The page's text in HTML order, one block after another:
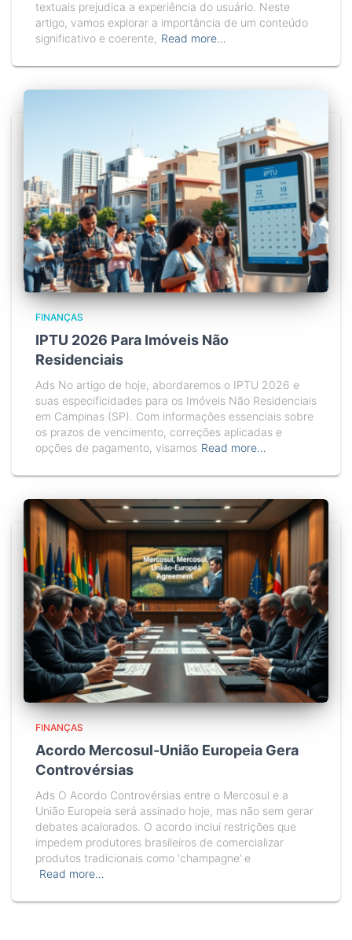
textuais prejudica a experiência do usuário. Neste
artigo, vamos explorar a importância de um conteúdo
significativo e coerente, Read more…
FINANÇAS
IPTU 2026 Para Imóveis Não
Residenciais
Ads No artigo de hoje, abordaremos o IPTU 2026 e
suas especificidades para os Imóveis Não Residenciais
em Campinas (SP). Com informações essenciais sobre
os prazos de vencimento, correções aplicadas e
opções de pagamento, visamos Read more…
FINANÇAS
Acordo Mercosul-União Europeia Gera
Controvérsias
Ads O Acordo Controvérsias entre o Mercosul e a
União Europeia será assinado hoje, mas não sem gerar
debates acalorados. O acordo inclui restrições que
impedem produtores brasileiros de comercializar
produtos tradicionais como ‘champagne’ e
Read more…